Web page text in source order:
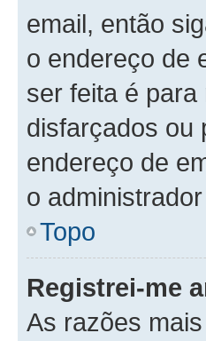
email, então
o endereço de
ser feita é
disfarçados ou
endereço de
o
Topo
Registrei-me
As razões